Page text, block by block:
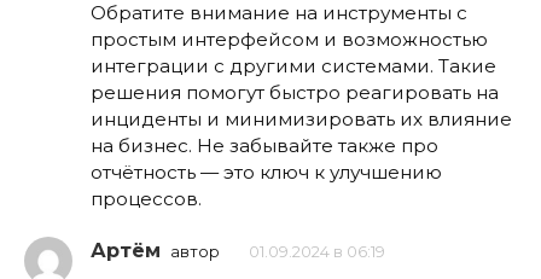
Обратите внимание на инструменты с
простым интерфейсом и возможностью
интеграции с другими системами. Такие
решения помогут быстро реагировать на
инциденты и минимизировать их влияние
на бизнес. Не забывайте также про
отчётность — это ключ к улучшению
процессов.
Артём автор 01.09.2024 в 06:19